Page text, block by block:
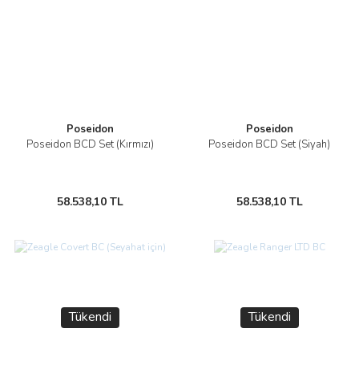
Poseidon
Poseidon BCD Set (Kırmızı)
58.538,10 TL
Poseidon
Poseidon BCD Set (Siyah)
58.538,10 TL
Tükendi Tükendi